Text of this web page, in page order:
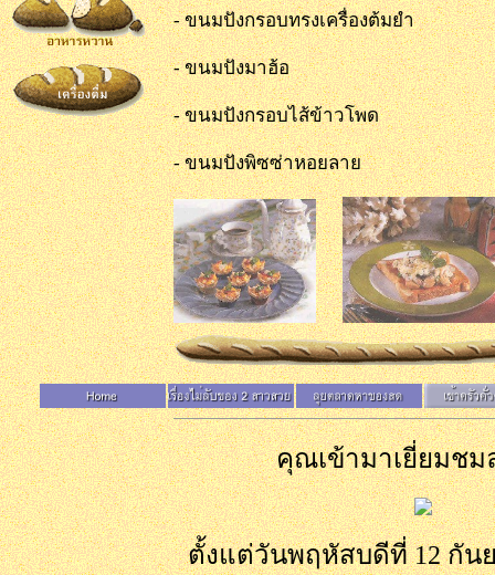
- ขนมปังกรอบทรงเครื่อง
- ขนมปังมาฮ้อ - ซีซ่า
- ขนมปังกรอบไส้ข้าวโพ
- ขนมปังพิซซ่าหอยลา
คุณเข้ามาเยี่ยมช
ตั้งแต่วันพฤหัสบดีที่ 12 กัน